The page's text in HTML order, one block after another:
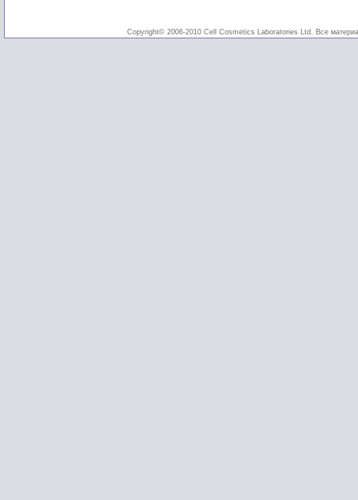
Copyright© 2006-2010 Cell Cosmetics Laboratories Ltd. Все